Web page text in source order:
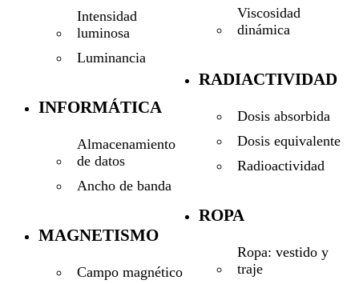
Intensidad
luminosa
Luminancia
INFORMÁTICA
Almacenamiento
de datos
Ancho de banda
MAGNETISMO
Campo magnético
Viscosidad
dinámica
RADIACTIVIDAD
Dosis absorbida
Dosis equivalente
Radioactividad
ROPA
Ropa: vestido y
traje